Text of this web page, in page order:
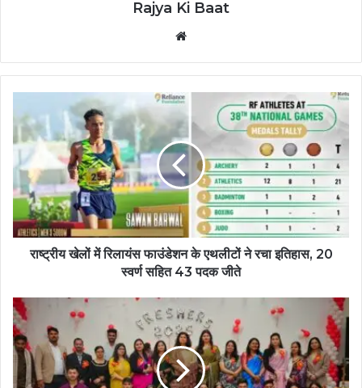
Rajya Ki Baat
राष्ट्रीय खेलों में रिलायंस फाउंडेशन के एथलीटों ने रचा इतिहास, 20
स्वर्ण सहित 43 पदक जीते